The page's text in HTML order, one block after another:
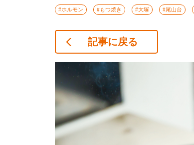
#ホルモン #もつ焼き #大塚 #尾山台
記事に戻る